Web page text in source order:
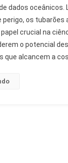
Furacões
Aprimorada
dados oceânicos.
os tubarões
crucial na
o potencial
alcancem a